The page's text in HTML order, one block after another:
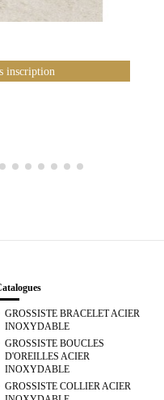
inscription
GROSSISTE BRACELET ACIER
INOXYDABLE
GROSSISTE BOUCLES
D'OREILLES ACIER
INOXYDABLE
GROSSISTE COLLIER ACIER